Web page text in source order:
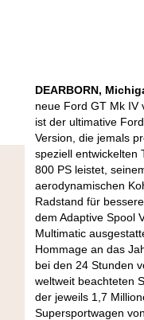
DEARBORN,
neue Ford GT Mk IV
ist der ultimative
Version, die jemals
speziell entwickelten
800 PS leistet,
aerodynamischen
Radstand für
dem Adaptive Spool
Multimatic
Hommage an das
bei den 24 Stunden
weltweit beachteten
der jeweils 1,7
Supersportwagen